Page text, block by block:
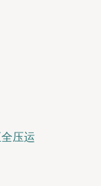
压运